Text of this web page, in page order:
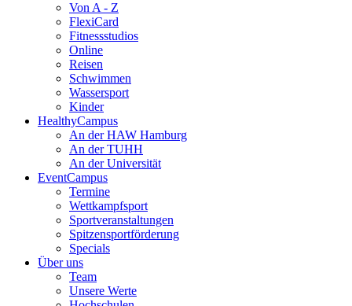
Von A - Z
FlexiCard
Fitnessstudios
Online
Reisen
Schwimmen
Wassersport
Kinder
HealthyCampus
An der HAW Hamburg
An der TUHH
An der Universität
EventCampus
Termine
Wettkampfsport
Sportveranstaltungen
Spitzensportförderung
Specials
Über uns
Team
Unsere Werte